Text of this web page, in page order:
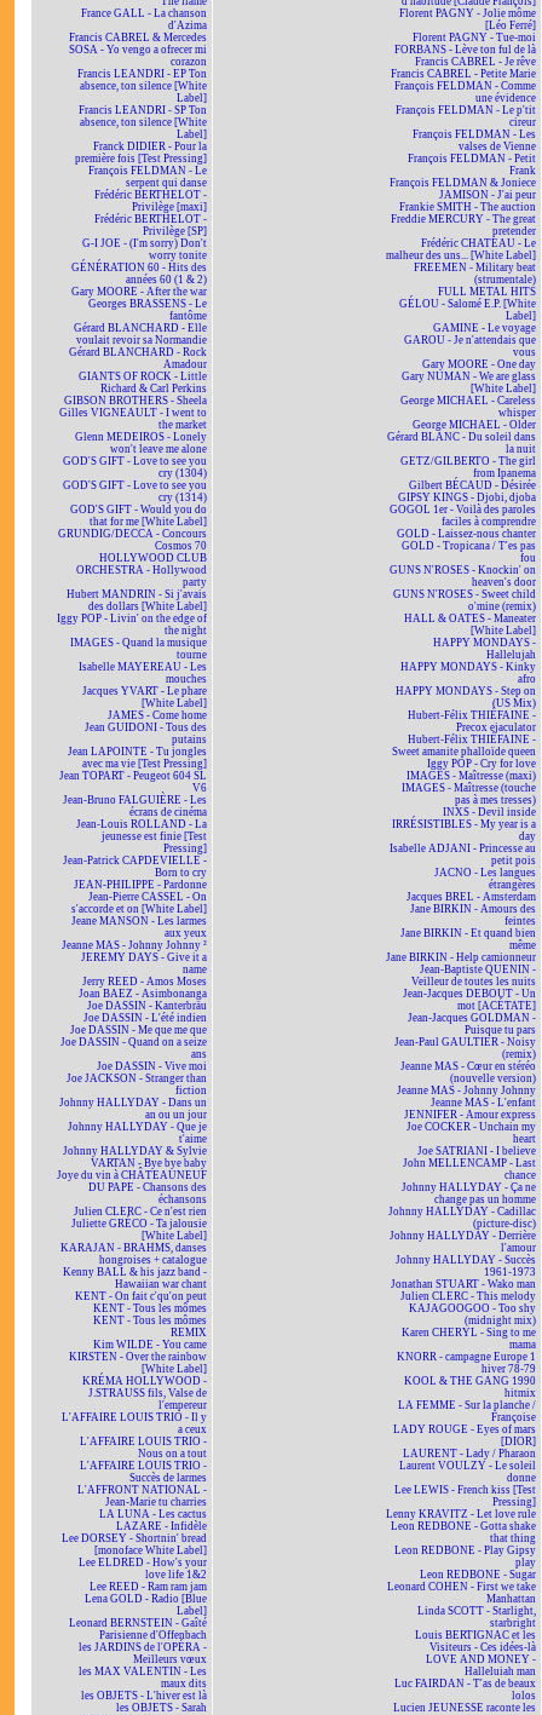
France GALL - La chanson
d'Azima
Francis CABREL & Mercedes
SOSA - Yo vengo a ofrecer mi
corazon
Francis LEANDRI - EP Ton
absence, ton silence [White
Label]
Francis LEANDRI - SP Ton
absence, ton silence [White
Label]
Franck DIDIER - Pour la
première fois [Test Pressing]
François FELDMAN - Le
serpent qui danse
Frédéric BERTHELOT -
Privilège [maxi]
Frédéric BERTHELOT -
Privilège [SP]
G-I JOE - (I'm sorry) Don't
worry tonite
GÉNÉRATION 60 - Hits des
années 60 (1 & 2)
Gary MOORE - After the war
Georges BRASSENS - Le
fantôme
Gérard BLANCHARD - Elle
voulait revoir sa Normandie
Gérard BLANCHARD - Rock
Amadour
GIANTS OF ROCK - Little
Richard & Carl Perkins
GIBSON BROTHERS - Sheela
Gilles VIGNEAULT - I went to
the market
Glenn MEDEIROS - Lonely
won't leave me alone
GOD'S GIFT - Love to see you
cry (1304)
GOD'S GIFT - Love to see you
cry (1314)
GOD'S GIFT - Would you do
that for me [White Label]
GRUNDIG/DECCA - Concours
Cosmos 70
HOLLYWOOD CLUB
ORCHESTRA - Hollywood
party
Hubert MANDRIN - Si j'avais
des dollars [White Label]
Iggy POP - Livin' on the edge of
the night
IMAGES - Quand la musique
tourne
Isabelle MAYEREAU - Les
mouches
Jacques YVART - Le phare
[White Label]
JAMES - Come home
Jean GUIDONI - Tous des
putains
Jean LAPOINTE - Tu jongles
avec ma vie [Test Pressing]
Jean TOPART - Peugeot 604 SL
V6
Jean-Bruno FALGUIÈRE - Les
écrans de cinéma
Jean-Louis ROLLAND - La
jeunesse est finie [Test
Pressing]
Jean-Patrick CAPDEVIELLE -
Born to cry
JEAN-PHILIPPE - Pardonne
Jean-Pierre CASSEL - On
s'accorde et on [White Label]
Jeane MANSON - Les larmes
aux yeux
Jeanne MAS - Johnny Johnny ²
JEREMY DAYS - Give it a
name
Jerry REED - Amos Moses
Joan BAEZ - Asimbonanga
Joe DASSIN - Kanterbräu
Joe DASSIN - L'été indien
Joe DASSIN - Me que me que
Joe DASSIN - Quand on a seize
ans
Joe DASSIN - Vive moi
Joe JACKSON - Stranger than
fiction
Johnny HALLYDAY - Dans un
an ou un jour
Johnny HALLYDAY - Que je
t'aime
Johnny HALLYDAY & Sylvie
VARTAN - Bye bye baby
Joye du vin à CHÂTEAUNEUF
DU PAPE - Chansons des
échansons
Julien CLERC - Ce n'est rien
Juliette GRÉCO - Ta jalousie
[White Label]
KARAJAN - BRAHMS, danses
hongroises + catalogue
Kenny BALL & his jazz band -
Hawaiian war chant
KENT - On fait c'qu'on peut
KENT - Tous les mômes
KENT - Tous les mômes
REMIX
Kim WILDE - You came
KIRSTEN - Over the rainbow
[White Label]
KRÉMA HOLLYWOOD -
J.STRAUSS fils, Valse de
l'empereur
L'AFFAIRE LOUIS TRIO - Il y
a ceux
L'AFFAIRE LOUIS TRIO -
Nous on a tout
L'AFFAIRE LOUIS TRIO -
Succès de larmes
L'AFFRONT NATIONAL -
Jean-Marie tu charries
LA LUNA - Les cactus
LAZARE - Infidèle
Lee DORSEY - Shortnin' bread
[monoface White Label]
Lee ELDRED - How's your
love life 1&2
Lee REED - Ram ram jam
Lena GOLD - Radio [Blue
Label]
Leonard BERNSTEIN - Gaîté
Parisienne d'Offenbach
les JARDINS de l'OPÉRA -
Meilleurs vœux
les MAX VALENTIN - Les
maux dits
les OBJETS - L'hiver est là
les OBJETS - Sarah
Florent PAGNY - Jolie môme
[Léo Ferré]
Florent PAGNY - Tue-moi
FORBANS - Lève ton ful de là
Francis CABREL - Je rêve
Francis CABREL - Petite Marie
François FELDMAN - Comme
une évidence
François FELDMAN - Le p'tit
cireur
François FELDMAN - Les
valses de Vienne
François FELDMAN - Petit
Frank
François FELDMAN & Joniece
JAMISON - J'ai peur
Frankie SMITH - The auction
Freddie MERCURY - The great
pretender
Frédéric CHATEAU - Le
malheur des uns... [White Label]
FREEMEN - Military beat
(strumentale)
FULL METAL HITS
GÉLOU - Salomé E.P. [White
Label]
GAMINE - Le voyage
GAROU - Je n'attendais que
vous
Gary MOORE - One day
Gary NUMAN - We are glass
[White Label]
George MICHAEL - Careless
whisper
George MICHAEL - Older
Gérard BLANC - Du soleil dans
la nuit
GETZ/GILBERTO - The girl
from Ipanema
Gilbert BÉCAUD - Désirée
GIPSY KINGS - Djobi, djoba
GOGOL 1er - Voilà des paroles
faciles à comprendre
GOLD - Laissez-nous chanter
GOLD - Tropicana / T'es pas
fou
GUNS N'ROSES - Knockin' on
heaven's door
GUNS N'ROSES - Sweet child
o'mine (remix)
HALL & OATES - Maneater
[White Label]
HAPPY MONDAYS -
Hallelujah
HAPPY MONDAYS - Kinky
afro
HAPPY MONDAYS - Step on
(US Mix)
Hubert-Félix THIÉFAINE -
Precox ejaculator
Hubert-Félix THIÉFAINE -
Sweet amanite phalloïde queen
Iggy POP - Cry for love
IMAGES - Maîtresse (maxi)
IMAGES - Maîtresse (touche
pas à mes tresses)
INXS - Devil inside
IRRÉSISTIBLES - My year is a
day
Isabelle ADJANI - Princesse au
petit pois
JACNO - Les langues
étrangères
Jacques BREL - Amsterdam
Jane BIRKIN - Amours des
feintes
Jane BIRKIN - Et quand bien
même
Jane BIRKIN - Help camionneur
Jean-Baptiste QUENIN -
Veilleur de toutes les nuits
Jean-Jacques DEBOUT - Un
mot [ACÉTATE]
Jean-Jacques GOLDMAN -
Puisque tu pars
Jean-Paul GAULTIER - Noisy
(remix)
Jeanne MAS - Cœur en stéréo
(nouvelle version)
Jeanne MAS - Johnny Johnny
Jeanne MAS - L'enfant
JENNIFER - Amour express
Joe COCKER - Unchain my
heart
Joe SATRIANI - I believe
John MELLENCAMP - Last
chance
Johnny HALLYDAY - Ça ne
change pas un homme
Johnny HALLYDAY - Cadillac
(picture-disc)
Johnny HALLYDAY - Derrière
l'amour
Johnny HALLYDAY - Succès
1961-1973
Jonathan STUART - Wako man
Julien CLERC - This melody
KAJAGOOGOO - Too shy
(midnight mix)
Karen CHERYL - Sing to me
mama
KNORR - campagne Europe 1
hiver 78-79
KOOL & THE GANG 1990
hitmix
LA FEMME - Sur la planche /
Françoise
LADY ROUGE - Eyes of mars
[DIOR]
LAURENT - Lady / Pharaon
Laurent VOULZY - Le soleil
donne
Lee LEWIS - French kiss [Test
Pressing]
Lenny KRAVITZ - Let love rule
Leon REDBONE - Gotta shake
that thing
Leon REDBONE - Play Gipsy
play
Leon REDBONE - Sugar
Leonard COHEN - First we take
Manhattan
Linda SCOTT - Starlight,
starbright
Louis BERTIGNAC et les
Visiteurs - Ces idées-là
LOVE AND MONEY -
Halleluiah man
Luc FAIRDAN - T'as de beaux
lolos
Lucien JEUNESSE raconte les